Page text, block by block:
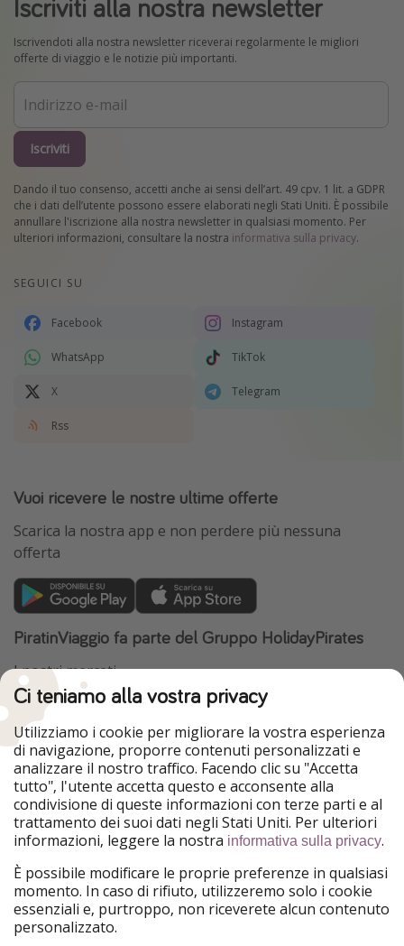
Iscriviti alla nostra newsletter
Iscrivendoti alla nostra newsletter riceverai regolarmente le migliori
offerte di viaggio e le notizie più importanti.
Iscriviti
Dando il tuo consenso, accetti anche ai sensi dell’art. 49 cpv. 1 lit. a GDPR
che i dati dell’utente possono essere elaborati negli Stati Uniti. È possibile
annullare l'iscrizione alla nostra newsletter in qualsiasi momento. Per
ulteriori informazioni, consultare la nostra informativa sulla privacy.
SEGUICI SU
Facebook Instagram
WhatsApp TikTok
X Telegram
Rss
Vuoi ricevere le nostre ultime offerte
Scarica la nostra app e non perdere più nessuna
offerta
PiratinViaggio fa parte del Gruppo HolidayPirates
I nostri mercati
HolidayPirates
VakantiePiraten
WakacyjniPiraci
Ferienpiraten
Urlaubspiraten
Urlaubspiraten
ViajerosPiratas
TravelPirates
Il nostro gruppo
HolidayPirates Group
Conoscici meglio
Chi siamo
Lavora con noi
Informazioni legali
Termini d' Uso
Ci teniamo alla vostra privacy
Utilizziamo i cookie per migliorare la vostra esperienza
di navigazione, proporre contenuti personalizzati e
analizzare il nostro traffico. Facendo clic su "Accetta
tutto", l'utente accetta questo e acconsente alla
condivisione di queste informazioni con terze parti e al
trattamento dei suoi dati negli Stati Uniti. Per ulteriori
informazioni, leggere la nostra informativa sulla privacy.
È possibile modificare le proprie preferenze in qualsiasi
momento. In caso di rifiuto, utilizzeremo solo i cookie
essenziali e, purtroppo, non riceverete alcun contenuto
personalizzato.